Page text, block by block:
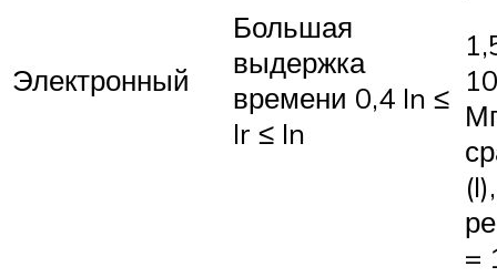
Электронный
Большая
выдержка
времени 0,4 In ≤
Ir ≤ In
=